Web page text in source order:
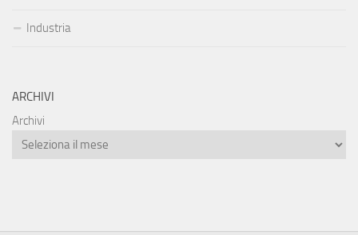
Industria
ARCHIVI
Archivi